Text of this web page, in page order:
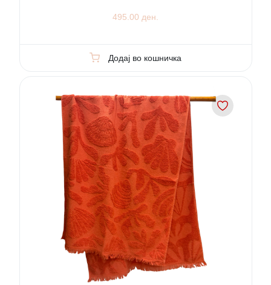
495.00 ден.
Додај во кошничка